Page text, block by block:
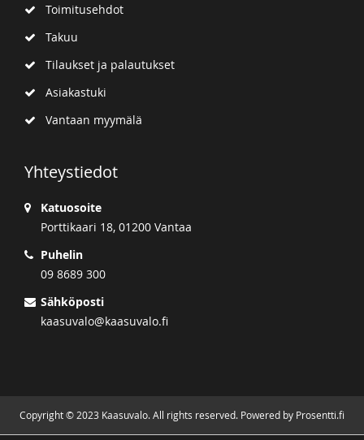
Toimitusehdot
Takuu
Tilaukset ja palautukset
Asiakastuki
Vantaan myymälä
Yhteystiedot
Katuosoite
Porttikaari 18, 01200 Vantaa
Puhelin
09 8689 300
Sähköposti
kaasuvalo@kaasuvalo.fi
Copyright © 2023 Kaasuvalo. All rights reserved. Powered by Prosentti.fi